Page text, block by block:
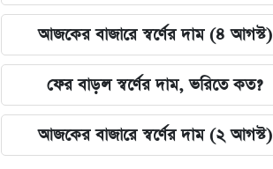
আজকের বাজারে স্বর্ণের দাম (৪ আগস্ট)
ফের বাড়ল স্বর্ণের দাম, ভরিতে কত?
আজকের বাজারে স্বর্ণের দাম (২ আগস্ট)